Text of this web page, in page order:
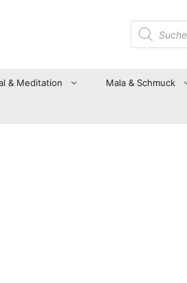
Suche
nach
Produkten
& Meditation Mala & Schmuck